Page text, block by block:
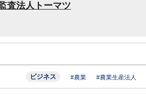
査法人トーマツ
ビジネス #農業 #農業生産法人